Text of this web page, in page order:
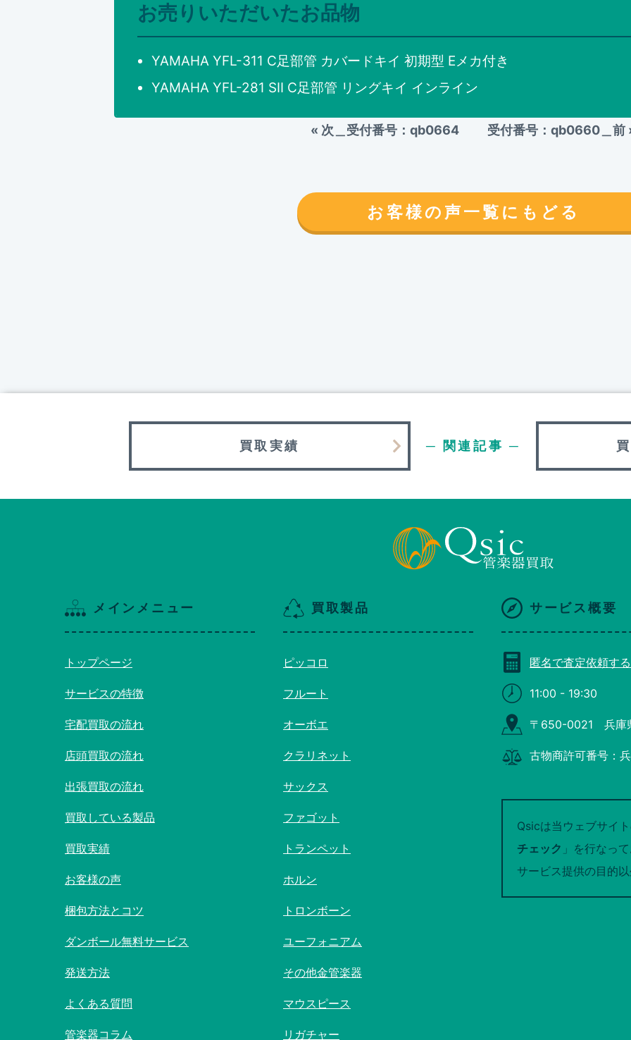
お売りいただいたお品物
YAMAHA YFL-311 C足部管 カバードキイ 初期型 Eメカ付き
YAMAHA YFL-281 SII C足部管 リングキイ インライン
« 次＿受付番号：qb0664 受付番号：qb0660＿前
お客様の声一覧にもどる
買取実績 ─ 関連記事 ─
メインメニュー
トップページ
サービスの特徴
宅配買取の流れ
店頭買取の流れ
出張買取の流れ
買取している製品
買取実績
お客様の声
梱包方法とコツ
ダンボール無料サービス
発送方法
よくある質問
管楽器コラム
買取製品
ピッコロ
フルート
オーボエ
クラリネット
サックス
ファゴット
トランペット
ホルン
トロンボーン
ユーフォニアム
その他金管楽器
マウスピース
リガチャー
サービス概要
匿名で査定依頼する
11:00 - 19:30
〒650-0021 兵庫
古物商許可番号：
Qsicは当ウェブサイ
チェック 」を行なっ
サービス提供の目的